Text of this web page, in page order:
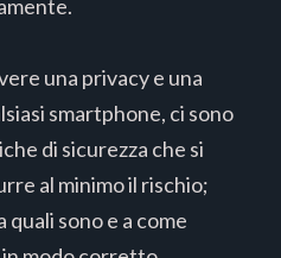
una privacy e una
smartphone, ci sono
di sicurezza che si
al minimo il rischio;
quali sono e a come